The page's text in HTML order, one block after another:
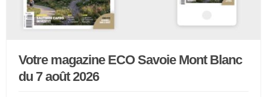
Votre magazine ECO Savoie Mont Blanc
du 7 août 2026